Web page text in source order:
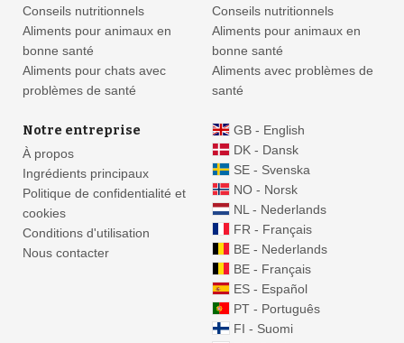
Conseils nutritionnels
Aliments pour animaux en
bonne santé
Aliments pour chats avec
problèmes de santé
Conseils nutritionnels
Aliments pour animaux en
bonne santé
Aliments avec problèmes de
santé
Notre entreprise
À propos
Ingrédients principaux
Politique de confidentialité et
cookies
Conditions d'utilisation
Nous contacter
GB - English
DK - Dansk
SE - Svenska
NO - Norsk
NL - Nederlands
FR - Français
BE - Nederlands
BE - Français
ES - Español
PT - Português
FI - Suomi